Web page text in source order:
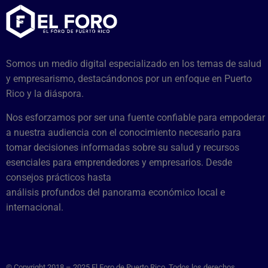
Somos un medio digital especializado en los temas de salud
y empresarismo, destacándonos por un enfoque en Puerto
Rico y la diáspora.
Nos esforzamos por ser una fuente confiable para empoderar
a nuestra audiencia con el conocimiento necesario para
tomar decisiones informadas sobre su salud y recursos
esenciales para emprendedores y empresarios. Desde
consejos prácticos hasta
análisis profundos del panorama económico local e
internacional.